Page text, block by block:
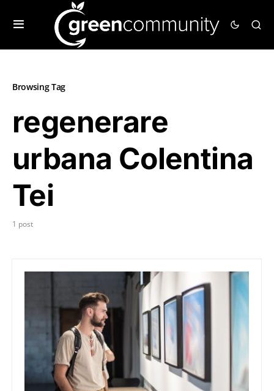
Browsing Tag
regenerare
urbana Colentina
Tei
1 post